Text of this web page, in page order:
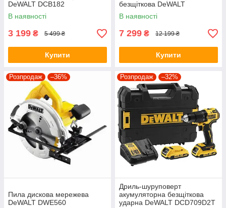
DeWALT DCB182
В наявності
3 199 ₴ 5 499 ₴
Купити
безщіткова DeWALT
DCG405N
В наявності
7 299 ₴ 12 199 ₴
Купити
Розпродаж –36%
Пила дискова мережева
DeWALT DWE560
Розпродаж –32%
Дриль-шуруповерт
акумуляторна безщіткова
ударна DeWALT DCD709D2T